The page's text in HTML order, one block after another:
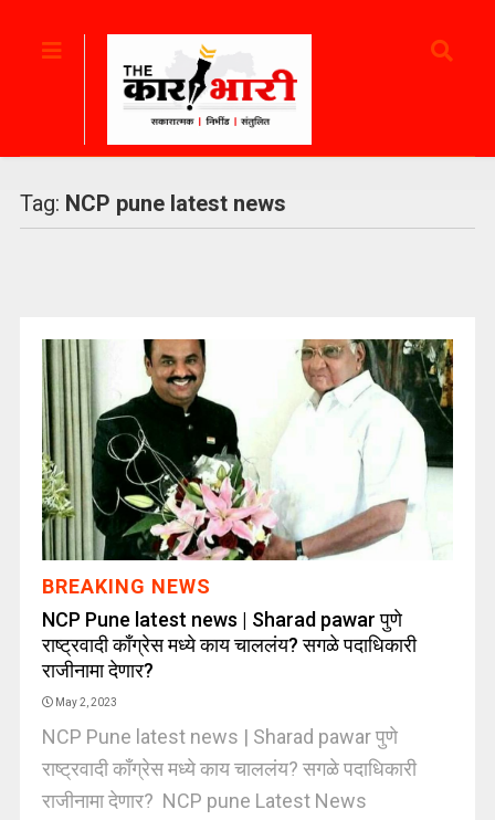
Tag: NCP pune latest news
BREAKING NEWS
NCP Pune latest news | Sharad pawar पुणे
राष्ट्रवादी काँग्रेस मध्ये काय चाललंय? सगळे पदाधिकारी
राजीनामा देणार?
May 2, 2023
NCP Pune latest news | Sharad pawar पुणे
राष्ट्रवादी काँग्रेस मध्ये काय चाललंय? सगळे पदाधिकारी
राजीनामा देणार? NCP pune Latest News